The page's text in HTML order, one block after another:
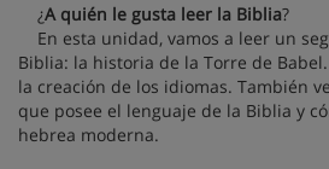
¿A quién le gusta leer la Biblia?
En esta unidad, vamos a leer un
Biblia: la historia de la Torre de
la creación de los idiomas. También
que posee el lenguaje de la Biblia y
hebrea moderna.